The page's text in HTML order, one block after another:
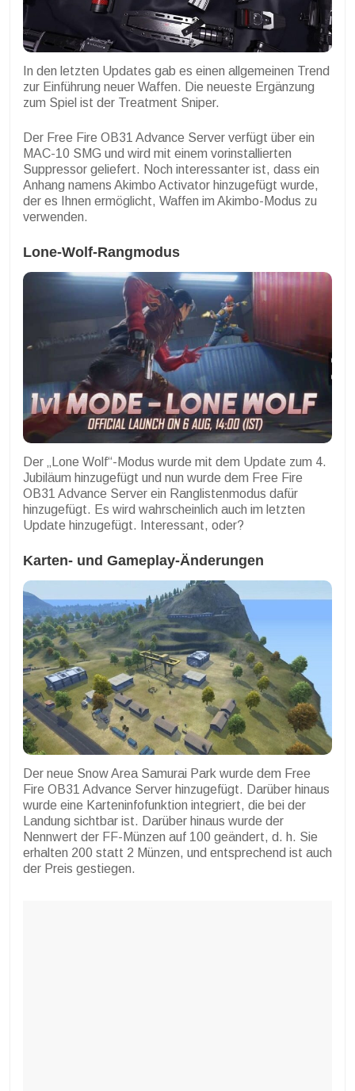
In den letzten Updates gab es einen allgemeinen Trend
zur Einführung neuer Waffen. Die neueste Ergänzung
zum Spiel ist der Treatment Sniper.
Der Free Fire OB31 Advance Server verfügt über ein
MAC-10 SMG und wird mit einem vorinstallierten
Suppressor geliefert. Noch interessanter ist, dass ein
Anhang namens Akimbo Activator hinzugefügt wurde,
der es Ihnen ermöglicht, Waffen im Akimbo-Modus zu
verwenden.
Lone-Wolf-Rangmodus
Der „Lone Wolf“-Modus wurde mit dem Update zum 4.
Jubiläum hinzugefügt und nun wurde dem Free Fire
OB31 Advance Server ein Ranglistenmodus dafür
hinzugefügt. Es wird wahrscheinlich auch im letzten
Update hinzugefügt. Interessant, oder?
Karten- und Gameplay-Änderungen
Der neue Snow Area Samurai Park wurde dem Free
Fire OB31 Advance Server hinzugefügt. Darüber hinaus
wurde eine Karteninfofunktion integriert, die bei der
Landung sichtbar ist. Darüber hinaus wurde der
Nennwert der FF-Münzen auf 100 geändert, d. h. Sie
erhalten 200 statt 2 Münzen, und entsprechend ist auch
der Preis gestiegen.